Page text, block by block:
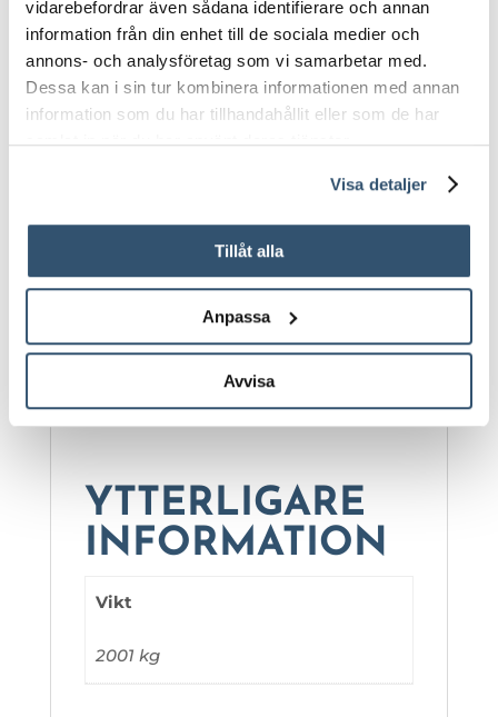
vidarebefordrar även sådana identifierare och annan
information från din enhet till de sociala medier och
annons- och analysföretag som vi samarbetar med.
Dessa kan i sin tur kombinera informationen med annan
information som du har tillhandahållit eller som de har
samlat in när du har använt deras tjänster.
Visa detaljer
Tillåt alla
Anpassa
Avvisa
beständig)
Bakpanel
montering:
Fast
monterad
Sidodörr: Nej
DB703
(Antracit)
Vid leverans med DHL får man som
kund själv stå för avlastning
YTTERLIGARE
INFORMATION
Vikt
2001 kg